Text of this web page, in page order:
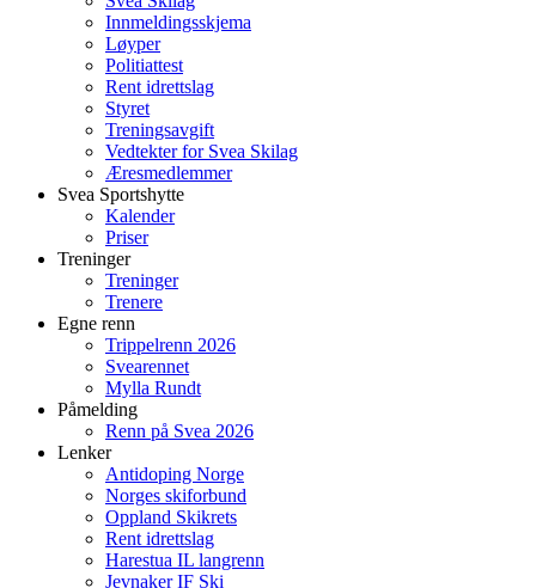
Innmeldingsskjema
Løyper
Politiattest
Rent idrettslag
Styret
Treningsavgift
Vedtekter for Svea Skilag
Æresmedlemmer
Svea Sportshytte
Kalender
Priser
Treninger
Treninger
Trenere
Egne renn
Trippelrenn 2026
Svearennet
Mylla Rundt
Påmelding
Renn på Svea 2026
Lenker
Antidoping Norge
Norges skiforbund
Oppland Skikrets
Rent idrettslag
Harestua IL langrenn
Jevnaker IF Ski